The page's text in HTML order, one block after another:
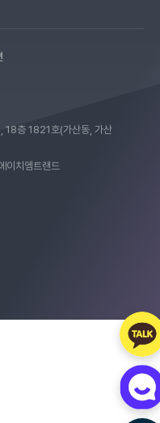
18층 1821호(가산동, 가산
치엠트랜드